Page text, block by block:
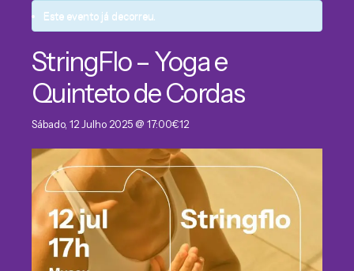
Este evento já decorreu.
StringFlo – Yoga e
Quinteto de Cordas
Sábado, 12 Julho 2025 @ 17:00€12